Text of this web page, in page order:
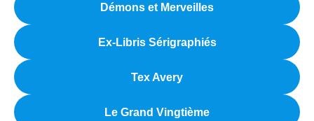
Démons et Merveilles
Ex-Libris Sérigraphiés
Tex Avery
Le Grand Vingtième